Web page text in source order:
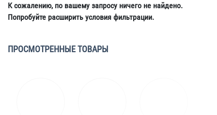
К сожалению, по вашему запросу ничего не найдено.
Попробуйте расширить условия фильтрации.
ПРОСМОТРЕННЫЕ ТОВАРЫ